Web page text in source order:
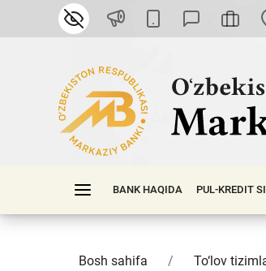
BANK HAQIDA PUL-KREDIT
Bosh sahifa To‘lov